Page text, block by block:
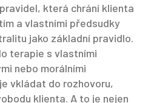
která chrání klienta
a vlastními předsudky
jako základní pravidlo.
terapie s vlastními
nebo morálními
vkládat do rozhovoru,
klienta. A to je nejen